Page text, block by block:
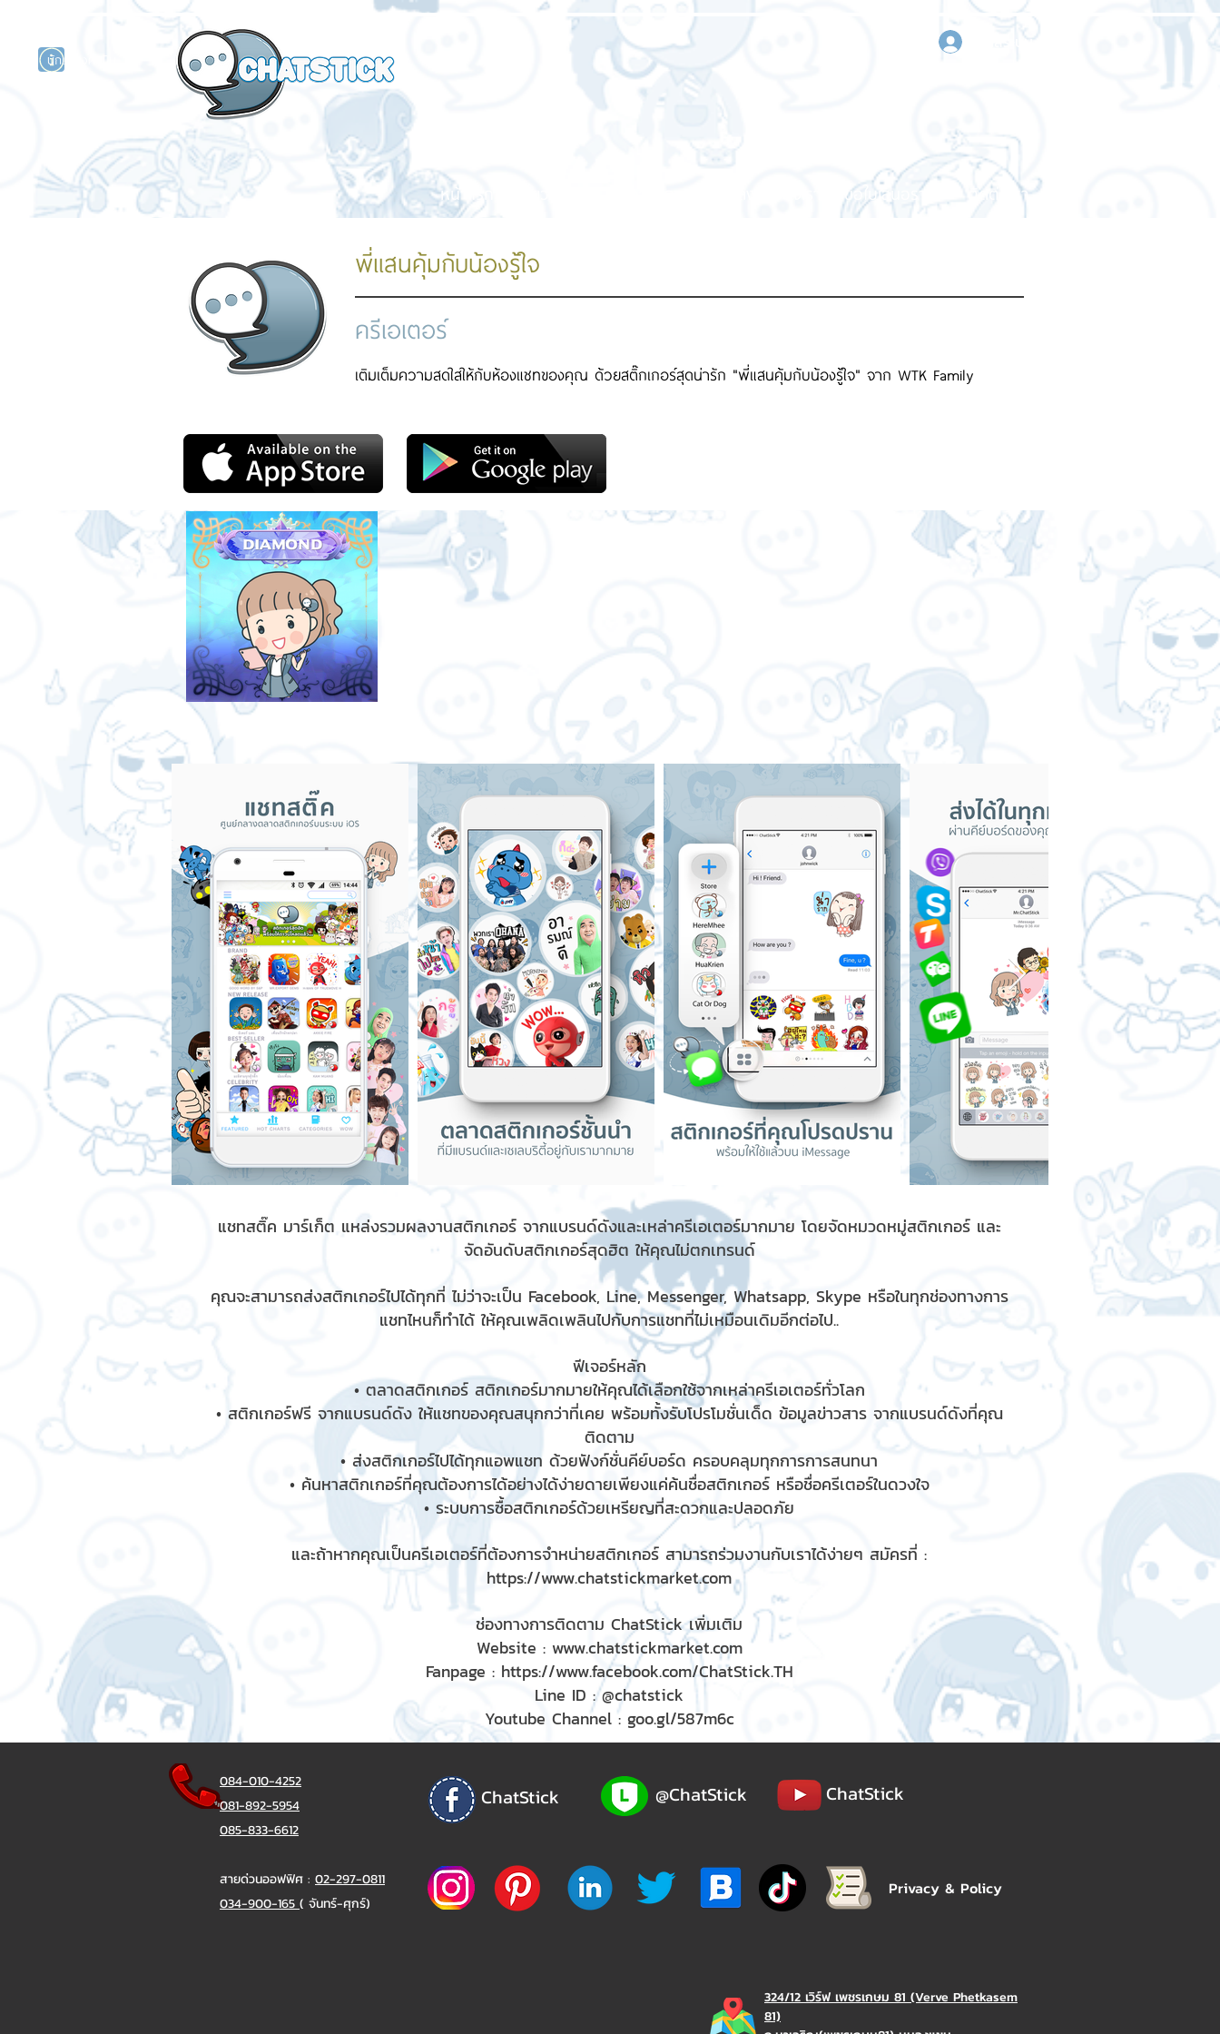
นักแสดงศิลปิน
เข้าสู่ระบบ
หน้าแรก ขอใบเสนอราคา ติดต่อเรา
พี่แสนคุ้มกับน้องรู้ใจ
ครีเอเตอร์
เติมเต็มความสดใสให้กับห้องแชทของคุณ ด้วยสติ๊กเกอร์สุดน่ารัก "พี่แสนคุ้มกับน้องรู้ใจ" จาก WTK Family
แชทสติ๊ค มาร์เก็ต แหล่งรวมผลงานสติกเกอร์ จากแบรนด์ดังและเหล่าครีเอเตอร์มากมาย โดยจัดหมวดหมู่สติกเกอร์ และ
จัดอันดับสติกเกอร์สุดฮิต ให้คุณไม่ตกเทรนด์
คุณจะสามารถส่งสติกเกอร์ไปได้ทุกที่ ไม่ว่าจะเป็น Facebook, Line, Messenger, Whatsapp, Skype หรือในทุกช่องทางการ
แชทไหนก็ทำได้ ให้คุณเพลิดเพลินไปกับการแชทที่ไม่เหมือนเดิมอีกต่อไป..
ฟีเจอร์หลัก
• ตลาดสติกเกอร์ สติกเกอร์มากมายให้คุณได้เลือกใช้จากเหล่าครีเอเตอร์ทั่วโลก
• สติกเกอร์ฟรี จากแบรนด์ดัง ให้แชทของคุณสนุกกว่าที่เคย พร้อมทั้งรับโปรโมชั่นเด็ด ข้อมูลข่าวสาร จากแบรนด์ดังที่คุณ
ติดตาม
• ส่งสติกเกอร์ไปได้ทุกแอพแชท ด้วยฟังก์ชั่นคีย์บอร์ด ครอบคลุมทุกการการสนทนา
• ค้นหาสติกเกอร์ที่คุณต้องการได้อย่างได้ง่ายดายเพียงแค่ค้นชื่อสติกเกอร์ หรือชื่อครีเตอร์ในดวงใจ
• ระบบการซื้อสติกเกอร์ด้วยเหรียญที่สะดวกและปลอดภัย
และถ้าหากคุณเป็นครีเอเตอร์ที่ต้องการจำหน่ายสติกเกอร์ สามารถร่วมงานกับเราได้ง่ายๆ สมัครที่ :
https://www.chatstickmarket.com
ช่องทางการติดตาม ChatStick เพิ่มเติม
Website : www.chatstickmarket.com
Fanpage : https://www.facebook.com/ChatStick.TH
Line ID : @chatstick
Youtube Channel : goo.gl/587m6c
084-010-4252
081-892-5954
085-833-6612
สายด่วนออฟฟิศ : 02-297-0811
034-900-165 ( จันทร์-ศุกร์)
ChatStick @ChatStick ChatStick
Privacy & Policy
324/12 เวิร์ฟ เพชรเกษม 81 (Verve Phetkasem
81)